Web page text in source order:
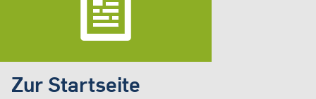
Zur Startseite